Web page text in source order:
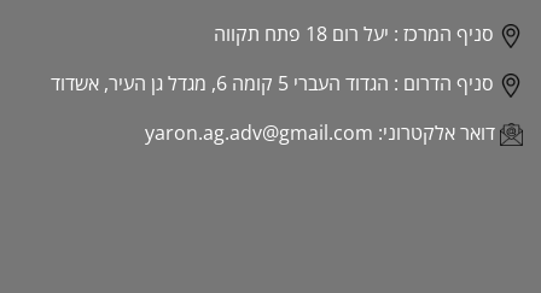
סניף המרכז : יעל רום 18 פתח תקווה
סניף הדרום : הגדוד העברי 5 קומה 6, מגדל גן העיר, אשדוד
דואר אלקטרוני: yaron.ag.adv@gmail.com